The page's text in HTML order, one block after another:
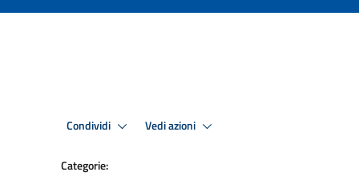
Condividi Vedi azioni
Categorie: